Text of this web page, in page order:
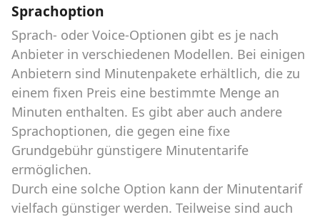
Sprachoption
Sprach- oder Voice-Optionen gibt es je nach
Anbieter in verschiedenen Modellen. Bei einigen
Anbietern sind Minutenpakete erhältlich, die zu
einem fixen Preis eine bestimmte Menge an
Minuten enthalten. Es gibt aber auch andere
Sprachoptionen, die gegen eine fixe
Grundgebühr günstigere Minutentarife
ermöglichen.
Durch eine solche Option kann der Minutentarif
vielfach günstiger werden. Teilweise sind auch